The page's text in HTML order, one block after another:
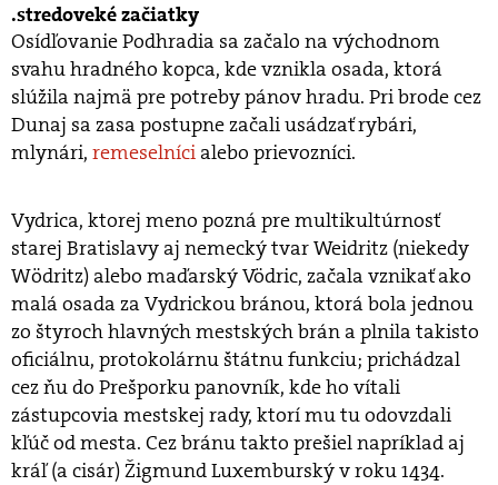
stredoveké začiatky
Osídľovanie Podhradia sa začalo na východnom
svahu hradného kopca, kde vznikla osada, ktorá
slúžila najmä pre potreby pánov hradu. Pri brode cez
Dunaj sa zasa postupne začali usádzať rybári,
mlynári, remeselníci alebo prievozníci.
Vydrica, ktorej meno pozná pre multikultúrnosť
starej Bratislavy aj nemecký tvar Weidritz (niekedy
Wödritz) alebo maďarský Vödric, začala vznikať ako
malá osada za Vydrickou bránou, ktorá bola jednou
zo štyroch hlavných mestských brán a plnila takisto
oficiálnu, protokolárnu štátnu funkciu; prichádzal
cez ňu do Prešporku panovník, kde ho vítali
zástupcovia mestskej rady, ktorí mu tu odovzdali
kľúč od mesta. Cez bránu takto prešiel napríklad aj
kráľ (a cisár) Žigmund Luxemburský v roku 1434.